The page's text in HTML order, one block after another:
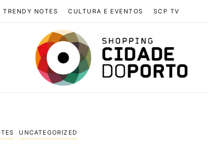
TRENDY NOTES CULTURA E EVENTOS SCP TV
UNCATEGORIZED